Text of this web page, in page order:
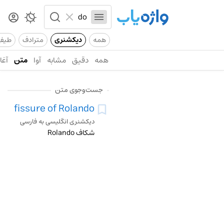
همه دیکشنری مترادف
همه دقیق مشابه آوا متن
جست‌وجوی متن
fissure of Rolando
دیکشنری انگلیسی به فارسی
شکاف Rolando